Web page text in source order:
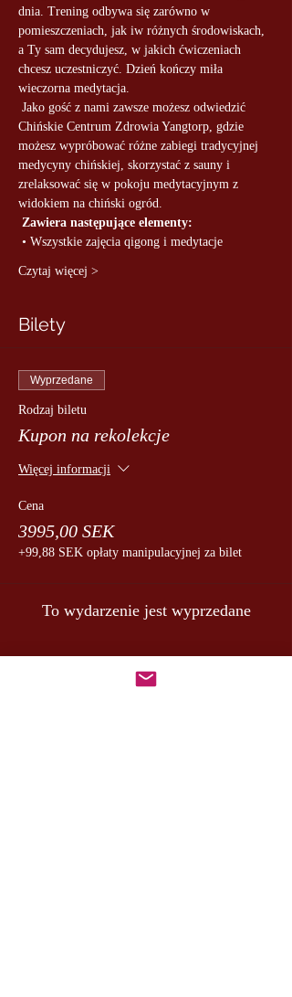
dnia. Trening odbywa się zarówno w
pomieszczeniach, jak iw różnych środowiskach,
a Ty sam decydujesz, w jakich ćwiczeniach
chcesz uczestniczyć. Dzień kończy miła
wieczorna medytacja.
Chińskie Centrum Zdrowia Yangtorp, gdzie
możesz wypróbować różne zabiegi tradycyjnej
medycyny chińskiej, skorzystać z sauny i
zrelaksować się w pokoju medytacyjnym z
widokiem na chiński ogród.
Zawiera następujące elementy:
• Wszystkie zajęcia qigong i medytacje
Czytaj więcej >
Bilety
Wyprzedane
Rodzaj biletu
Kupon na rekolekcje
Więcej informacji
Cena
3995,00 SEK
+99,88 SEK opłaty manipulacyjnej za bilet
To wydarzenie jest wyprzedane